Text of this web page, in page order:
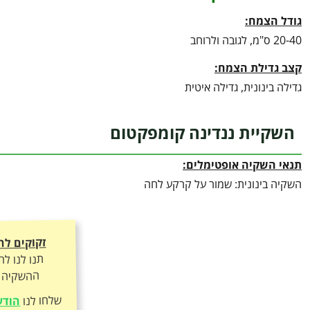
גודל הצמח:
20-40 ס"מ, לגובה ולרוחב
קצב גדילת הצמח:
גדילה בינונית, גדילה איטית
השקיית ננדינה קומפקטום
תנאי השקיה אופטימלים:
השקיה בינונית: שמור על קרקע לחה
זקוקים
תנו לנו
ההשקיה
שלחו לנו